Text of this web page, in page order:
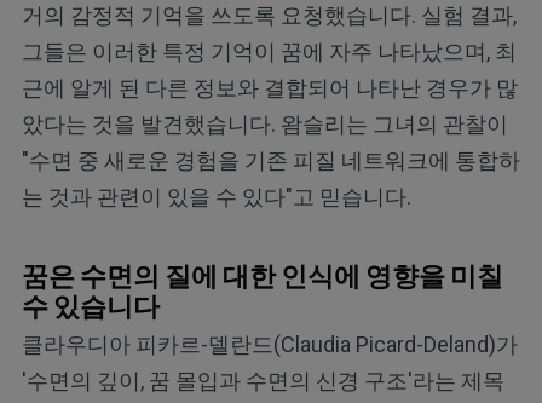
거의 감정적 기억을 쓰도록 요청했습니다. 실험 결과,
그들은 이러한 특정 기억이 꿈에 자주 나타났으며, 최
근에 알게 된 다른 정보와 결합되어 나타난 경우가 많
았다는 것을 발견했습니다. 왐슬리는 그녀의 관찰이
"수면 중 새로운 경험을 기존 피질 네트워크에 통합하
는 것과 관련이 있을 수 있다"고 믿습니다.
꿈은 수면의 질에 대한 인식에 영향을 미칠
수 있습니다
클라우디아 피카르-델란드(Claudia Picard-Deland)가
'수면의 깊이, 꿈 몰입과 수면의 신경 구조'라는 제목